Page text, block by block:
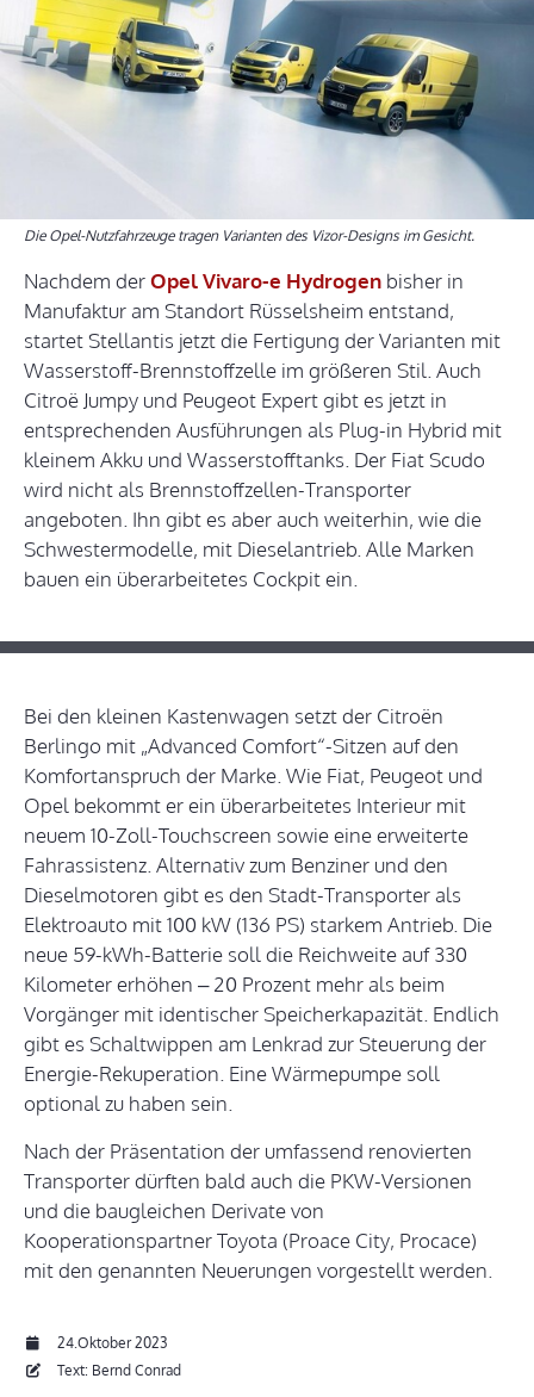
Die Opel-Nutzfahrzeuge tragen Varianten des Vizor-Designs im Gesicht.
Nachdem derOpel Vivaro-e Hydrogen bisher in
Manufaktur am Standort Rüsselsheim entstand,
startet Stellantis jetzt die Fertigung der Varianten mit
Wasserstoff-Brennstoffzelle im größeren Stil. Auch
Citroë Jumpy und Peugeot Expert gibt es jetzt in
entsprechenden Ausführungen als Plug-in Hybrid mit
kleinem Akku und Wasserstofftanks. Der Fiat Scudo
wird nicht als Brennstoffzellen-Transporter
angeboten. Ihn gibt es aber auch weiterhin, wie die
Schwestermodelle, mit Dieselantrieb. Alle Marken
bauen ein überarbeitetes Cockpit ein.
Bei den kleinen Kastenwagen setzt der Citroën
Berlingo mit „Advanced Comfort“-Sitzen auf den
Komfortanspruch der Marke. Wie Fiat, Peugeot und
Opel bekommt er ein überarbeitetes Interieur mit
neuem 10-Zoll-Touchscreen sowie eine erweiterte
Fahrassistenz. Alternativ zum Benziner und den
Dieselmotoren gibt es den Stadt-Transporter als
Elektroauto mit 100 kW (136 PS) starkem Antrieb. Die
neue 59-kWh-Batterie soll die Reichweite auf 330
Kilometer erhöhen – 20 Prozent mehr als beim
Vorgänger mit identischer Speicherkapazität. Endlich
gibt es Schaltwippen am Lenkrad zur Steuerung der
Energie-Rekuperation. Eine Wärmepumpe soll
optional zu haben sein.
Nach der Präsentation der umfassend renovierten
Transporter dürften bald auch die PKW-Versionen
und die baugleichen Derivate von
Kooperationspartner Toyota (Proace City, Procace)
mit den genannten Neuerungen vorgestellt werden.
24.Oktober 2023
Text: Bernd Conrad